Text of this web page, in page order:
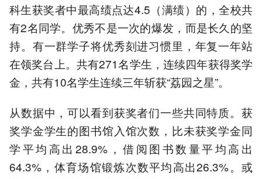
科生获奖者中最高绩点达4.5（满绩）的，全校共
有2名同学。优秀不是一次的爆发，而是长久的坚
持。有一群学子将优秀刻进习惯里，年复一年站
在领奖台上。共有271名学生，连续四年获得奖学
金，共有10名学生连续三年斩获“荔园之星”。
从数据中，可以看到获奖者们一些共同特质。获
奖学金学生的图书馆入馆次数，比未获奖学金同
学平均高出28.9%，借阅图书数量平均高出
64.3%，体育场馆锻炼次数平均高出26.3%。或